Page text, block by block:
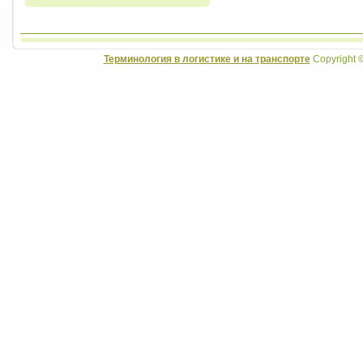
Терминология в логистике и на транспортеCopyright